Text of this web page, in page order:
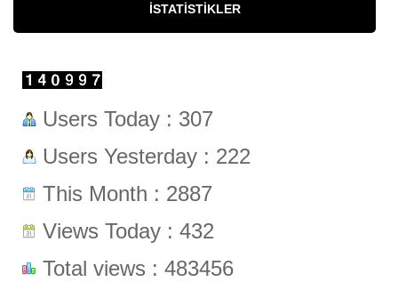
İSTATISTIKLER
Users Today : 307
Users Yesterday : 222
This Month : 2887
Views Today : 432
Total views : 483456